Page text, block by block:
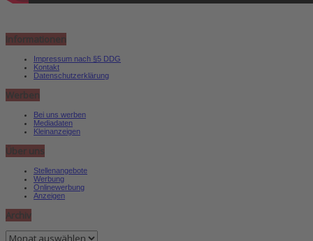
Informationen
Impressum nach §5 DDG
Kontakt
Datenschutzerklärung
Werben
Bei uns werben
Mediadaten
Kleinanzeigen
Über uns
Stellenangebote
Werbung
Onlinewerbung
Anzeigen
Archiv
Archiv